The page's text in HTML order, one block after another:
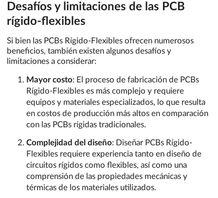
Desafíos y limitaciones de las PCB
rígido-flexibles
Si bien las PCBs Rígido-Flexibles ofrecen numerosos
beneficios, también existen algunos desafíos y
limitaciones a considerar:
Mayor costo: El proceso de fabricación de PCBs
Rígido-Flexibles es más complejo y requiere
equipos y materiales especializados, lo que resulta
en costos de producción más altos en comparación
con las PCBs rígidas tradicionales.
Complejidad del diseño: Diseñar PCBs Rígido-
Flexibles requiere experiencia tanto en diseño de
circuitos rígidos como flexibles, así como una
comprensión de las propiedades mecánicas y
térmicas de los materiales utilizados.